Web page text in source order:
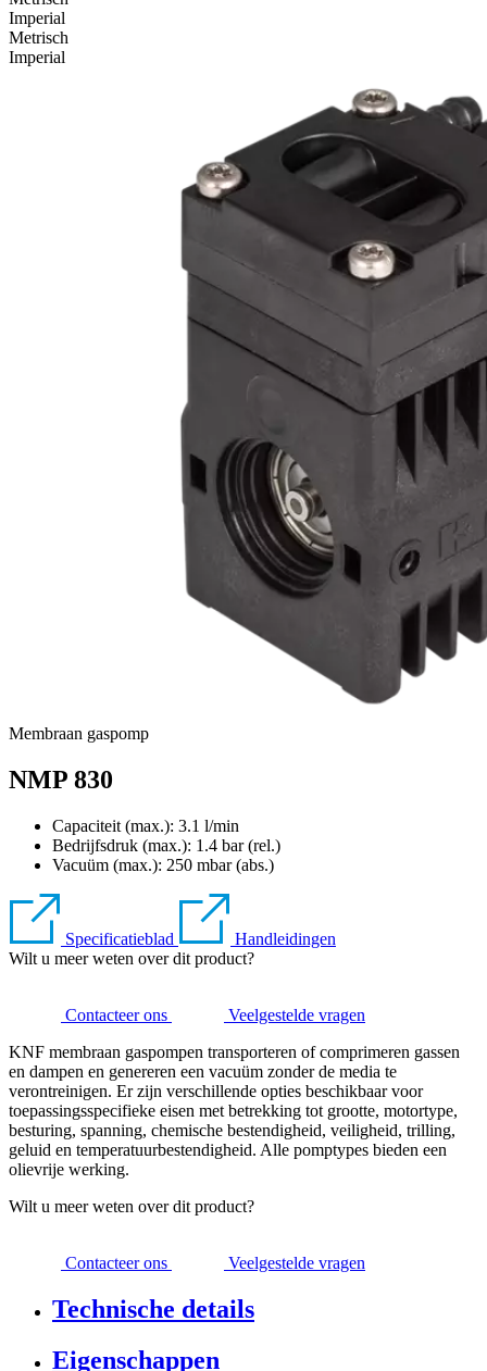
Imperial
Metrisch
Imperial
Membraan gaspomp
NMP 830
Capaciteit (max.): 3.1 l/min
Bedrijfsdruk (max.): 1.4 bar (rel.)
Vacuüm (max.): 250 mbar (abs.)
Specificatieblad
Handleidingen
Wilt u meer weten over dit product?
Contacteer ons
Veelgestelde vragen
KNF membraan gaspompen transporteren of comprimeren gassen
en dampen en genereren een vacuüm zonder de media te
verontreinigen. Er zijn verschillende opties beschikbaar voor
toepassingsspecifieke eisen met betrekking tot grootte, motortype,
besturing, spanning, chemische bestendigheid, veiligheid, trilling,
geluid en temperatuurbestendigheid. Alle pomptypes bieden een
olievrije werking.
Wilt u meer weten over dit product?
Contacteer ons Veelgestelde vragen
Technische details
Eigenschappen